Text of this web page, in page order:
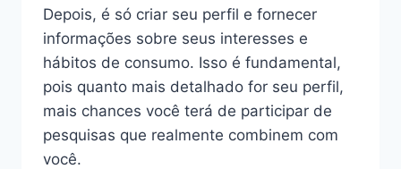
Depois, é só criar seu perfil e fornecer
informações sobre seus interesses e
hábitos de consumo. Isso é fundamental,
pois quanto mais detalhado for seu perfil,
mais chances você terá de participar de
pesquisas que realmente combinem com
você.